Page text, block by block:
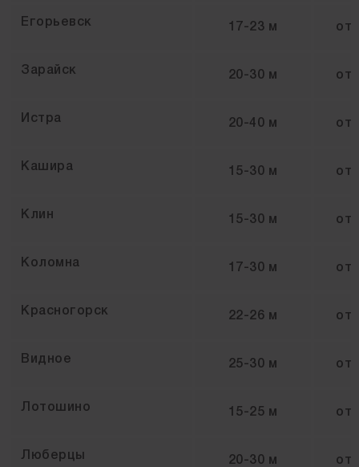
Егорьевск 17-23 м от
Зарайск 20-30 м от
Истра 20-40 м от
Кашира 15-30 м от
Клин 15-30 м от
Коломна 17-30 м от
Красногорск 22-26 м от
Видное 25-30 м от
Лотошино 15-25 м от
Люберцы 20-30 м от